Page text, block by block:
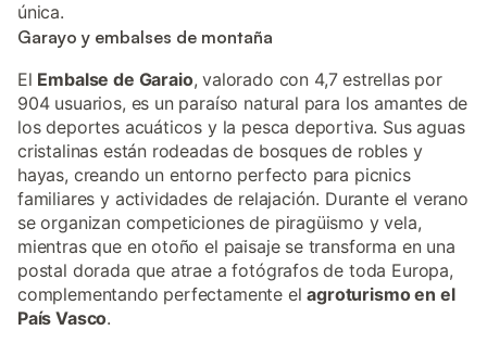
única.
Garayo y embalses de montaña
El Embalse de Garaio, valorado con 4,7 estrellas por
904 usuarios, es un paraíso natural para los amantes de
los deportes acuáticos y la pesca deportiva. Sus aguas
cristalinas están rodeadas de bosques de robles y
hayas, creando un entorno perfecto para picnics
familiares y actividades de relajación. Durante el verano
se organizan competiciones de piragüismo y vela,
mientras que en otoño el paisaje se transforma en una
postal dorada que atrae a fotógrafos de toda Europa,
complementando perfectamente elagroturismo en el
País Vasco.